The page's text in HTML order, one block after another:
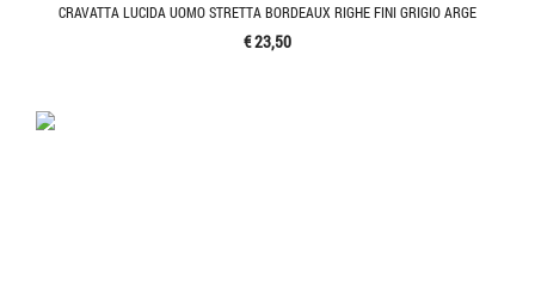
CRAVATTA LUCIDA UOMO STRETTA BORDEAUX RIGHE FINI GRIGIO ARGE
€ 23,50